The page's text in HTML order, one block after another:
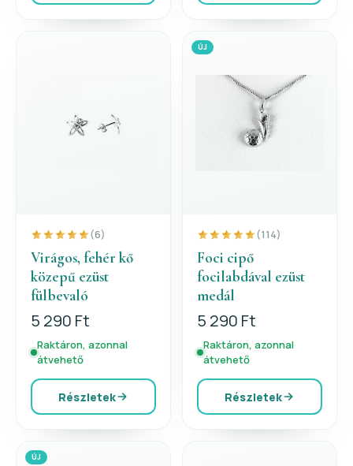
(6)
Virágos, fehér kő
közepű ezüst
fülbevaló
5 290 Ft
Raktáron, azonnal
átvehető
Részletek
ÚJ
(114)
Foci cipő
focilabdával ezüst
medál
5 290 Ft
Raktáron, azonnal
átvehető
Részletek
ÚJ